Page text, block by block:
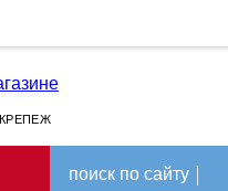
поиск по сайту